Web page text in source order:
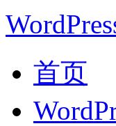
首页